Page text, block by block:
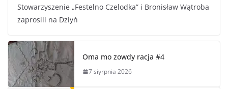
Stowarzyszenie „Festelno Czelodka” i Bronisław Wątroba
zaprosili na Dziyń
Oma mo zowdy racja #4
7 siyrpnia 2026